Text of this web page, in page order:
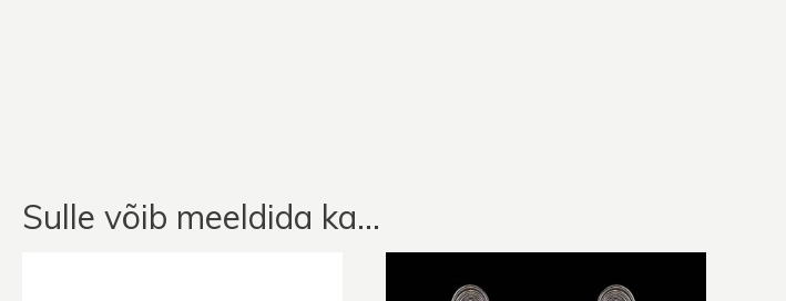
Sulle võib meeldida ka…